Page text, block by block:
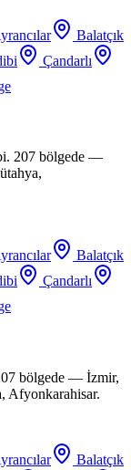
Balatçık
Çandarlı
207 bölgede —
Balatçık
Çandarlı
bölgede — İzmir,
Afyonkarahisar.
Balatçık